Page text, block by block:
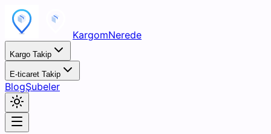
KargomNerede
Kargo Takip
E-ticaret Takip
BlogŞubeler